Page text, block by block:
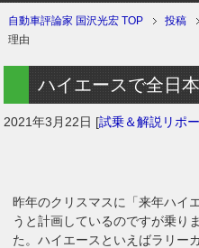
自動車評論家 国沢光宏 TOP 投稿
理由
ハイエースで全日
2021年3月22日 [試乗＆解説リポ
昨年のクリスマスに「来年ハイ
うと計画しているのですが乗り
た。ハイエースといえばラリー